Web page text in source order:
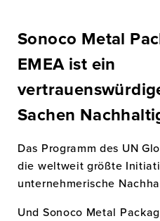
Sonoco Metal
EMEA ist ein
Sachen
Das Programm des UN
die weltweit größte
unternehmerische
Und Sonoco Metal